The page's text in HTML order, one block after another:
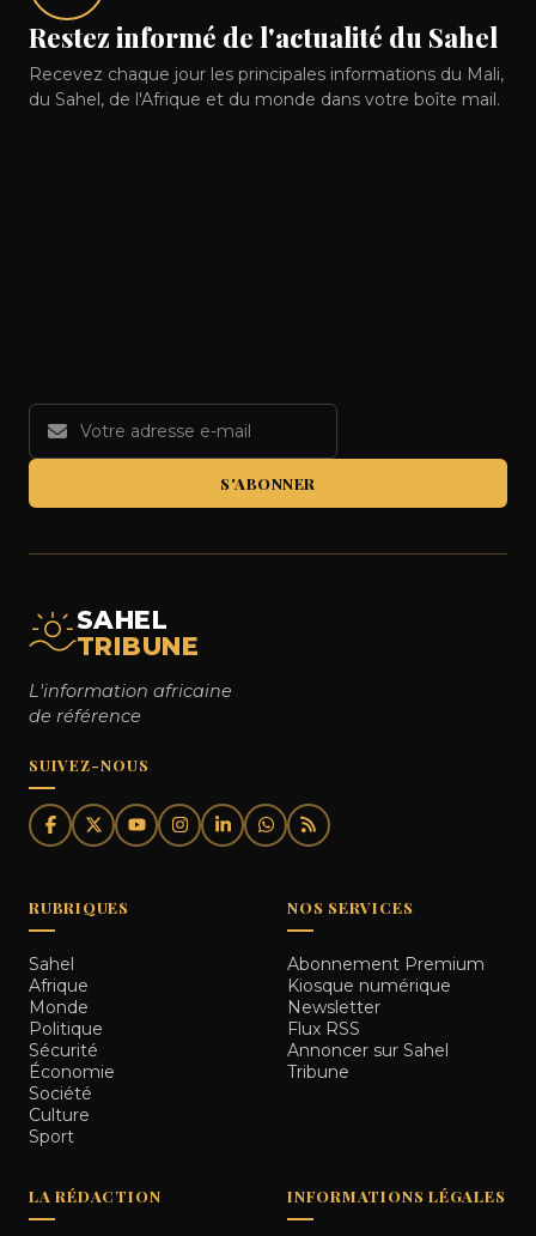
Restez informé de l'actualité du Sahel
Recevez chaque jour les principales informations du Mali,
du Sahel, de l'Afrique et du monde dans votre boîte mail.
S'ABONNER
SAHEL
TRIBUNE
L'information africaine
de référence
SUIVEZ-NOUS
RUBRIQUES
Sahel
Afrique
Monde
Politique
Sécurité
Économie
Société
Culture
Sport
NOS SERVICES
Abonnement Premium
Kiosque numérique
Newsletter
Flux RSS
Annoncer sur Sahel
Tribune
LA RÉDACTION INFORMATIONS LÉGALES